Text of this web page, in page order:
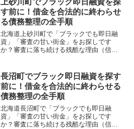
出した方々の実体験と確実な解決策を完
全公開。
す前に！借金を合法的に終わらせ
る債務整理の全手順
北海道上砂川町で「ブラックでも即日融
資」「審査の甘い街金」をお探しです
か？審査に落ち続ける残酷な理由（信用
まで徹底解説。多重債務の地獄から抜け
出し、合法的に借金を減額・免除する
「債務整理」の正しい知識と、今すぐ督
促を止める無料相談窓口をご案内しま
す。
長沼町でブラック即日融資を探す
前に！借金を合法的に終わらせる
債務整理の全手順
北海道長沼町で「ブラックでも即日融
資」「審査の甘い街金」をお探しです
か？審査に落ち続ける残酷な理由（信用